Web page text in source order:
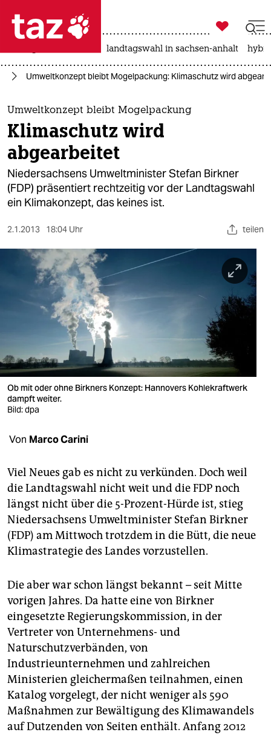
 taz zahl ich
taz zahl ich
themen
politik
öko
gesellschaft
sport
berlin
nord
verlag
verlag
veranstaltungen
unterstützen
abo
genossenschaft
epaper login

taz zahl ich
landtagswahl in sachsen-anhalt
Umweltkonzept bleibt Mogelpackung: Klimaschutz wird
Umweltkonzept bleibt Mogelpackung
Klimaschutz wird
abgearbeitet
Niedersachsens Umweltminister Stefan Birkner
(FDP) präsentiert rechtzeitig vor der Landtagswahl
ein Klimakonzept, das keines ist.
2.1.2013 18:04 Uhr teilen
Ob mit oder ohne Birkners Konzept: Hannovers Kohlekraftwerk
dampft weiter.
Bild: dpa
Von Marco Carini
Viel Neues gab es nicht zu verkünden. Doch weil
die Landtagswahl nicht weit und die FDP noch
längst nicht über die 5-Prozent-Hürde ist, stieg
Niedersachsens Umweltminister Stefan Birkner
(FDP) am Mittwoch trotzdem in die Bütt, die neue
Klimastrategie des Landes vorzustellen.
Die aber war schon längst bekannt – seit Mitte
vorigen Jahres. Da hatte eine von Birkner
eingesetzte Regierungskommission, in der
Vertreter von Unternehmens- und
Naturschutzverbänden, von
Industrieunternehmen und zahlreichen
Ministerien gleichermaßen teilnahmen, einen
Katalog vorgelegt, der nicht weniger als 590
Maßnahmen zur Bewältigung des Klimawandels
auf Dutzenden von Seiten enthält. Anfang 2012